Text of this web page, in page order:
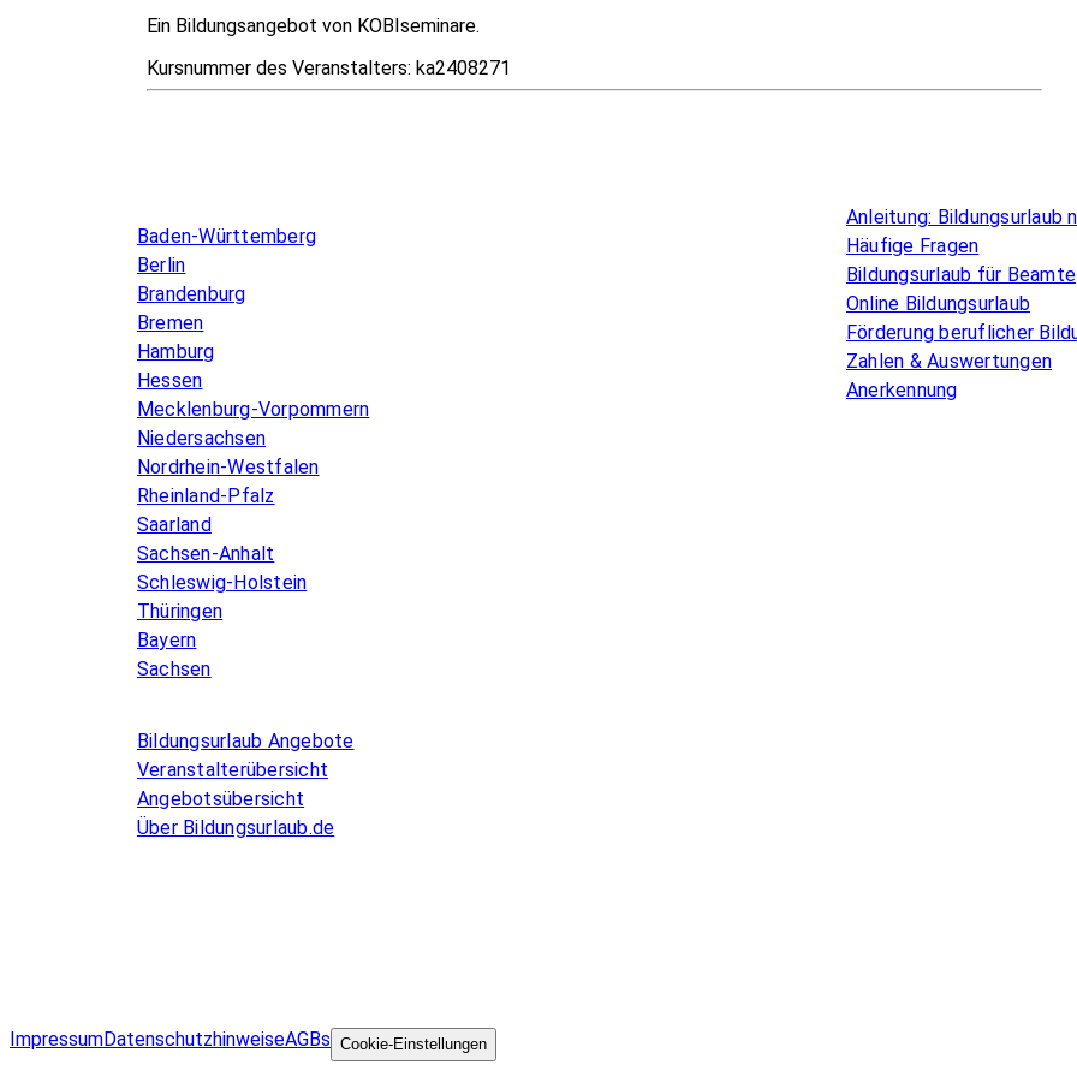
Ein Bildungsangebot von KOBIseminare.
Kursnummer des Veranstalters: ka2408271
Baden-Württemberg
Berlin
Brandenburg
Bremen
Hamburg
Hessen
Mecklenburg-Vorpommern
Niedersachsen
Nordrhein-Westfalen
Rheinland-Pfalz
Saarland
Sachsen-Anhalt
Schleswig-Holstein
Thüringen
Bayern
Sachsen
Anleitung: Bildungsurlaub
Häufige Fragen
Bildungsurlaub für Beamte
Online Bildungsurlaub
Förderung beruflicher
Zahlen & Auswertungen
Anerkennung
Bildungsurlaub Angebote
Veranstalterübersicht
Angebotsübersicht
Über Bildungsurlaub.de
ImpressumDatenschutzhinweiseAGBs Cookie-Einstellungen